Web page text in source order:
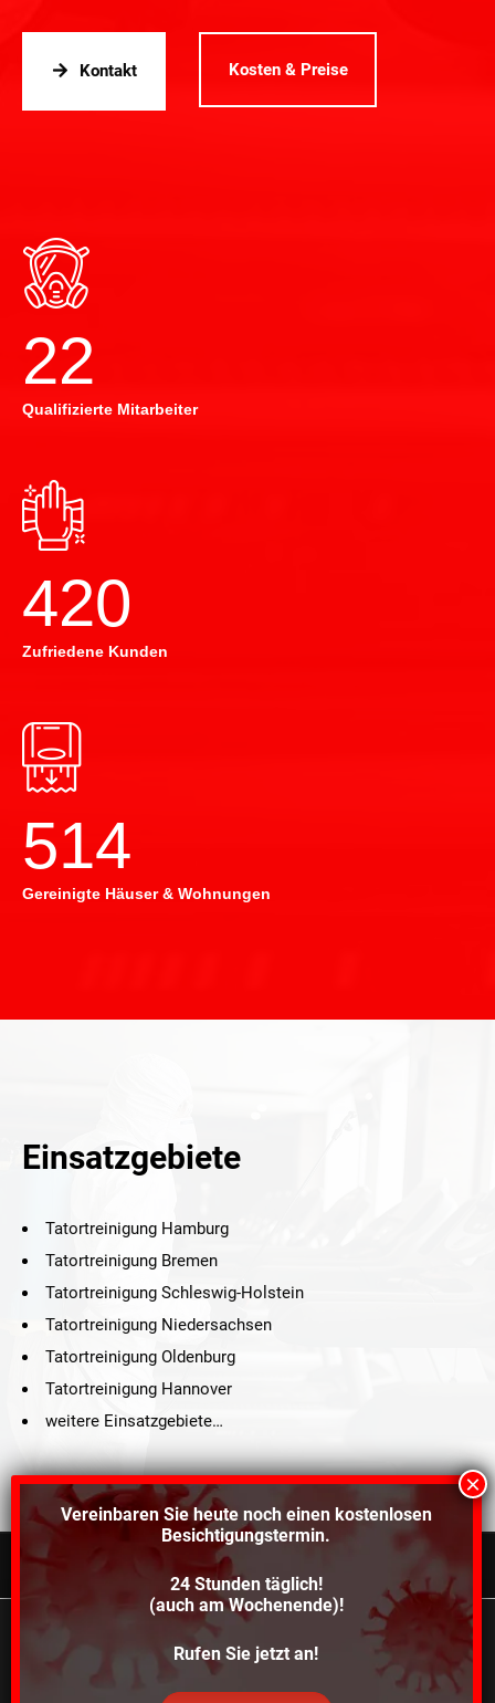
Kontakt Kosten & Preise
22
Qualifizierte Mitarbeiter
420
Zufriedene Kunden
514
Gereinigte Häuser & Wohnungen
Einsatzgebiete
Tatortreinigung Hamburg
Tatortreinigung Bremen
Tatortreinigung Schleswig-Holstein
Tatortreinigung Niedersachsen
Tatortreinigung Oldenburg
Tatortreinigung Hannover
weitere Einsatzgebiete…
©2021 Schröders Service Team Nord, All Rights Reserved.
Schroeder Service Team Nord
Kontakt Impressum Datenschutz
Vereinbaren Sie heute noch einen kostenlosen
Besichtigungstermin.
24 Stunden täglich!
(auch am Wochenende)!
Rufen Sie jetzt an!
Wir verwenden Cookies, um dir die bestmögliche
Erfahrung auf unserer Website zu bieten.
Einstellungenkannst du erfahren, welche Cookies